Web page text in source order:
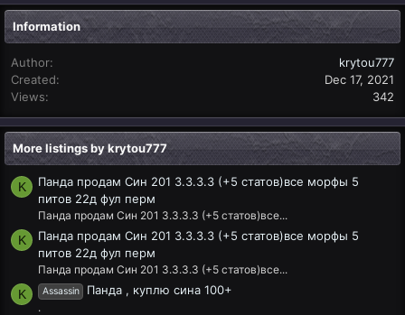
Information
Author
krytou777
Created
Dec 17, 2021
Views
342
More listings by krytou777
K
Панда продам Син 201 3.3.3.3 (+5 статов)все морфы 5
питов 22д фул перм
Панда продам Син 201 3.3.3.3 (+5 статов)все...
K
Панда продам Син 201 3.3.3.3 (+5 статов)все морфы 5
питов 22д фул перм
Панда продам Син 201 3.3.3.3 (+5 статов)все...
K Assassin Панда , куплю сина 100+
.